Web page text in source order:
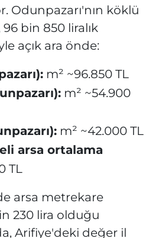
Odunpazarı'nın köklü
bin 850 liralık
açık ara önde:
m² ~96.850 TL
m² ~54.900
m² ~42.000 TL
arsa ortalama
TL
arsa metrekare
230 lira olduğu
Arifiye'deki değer il